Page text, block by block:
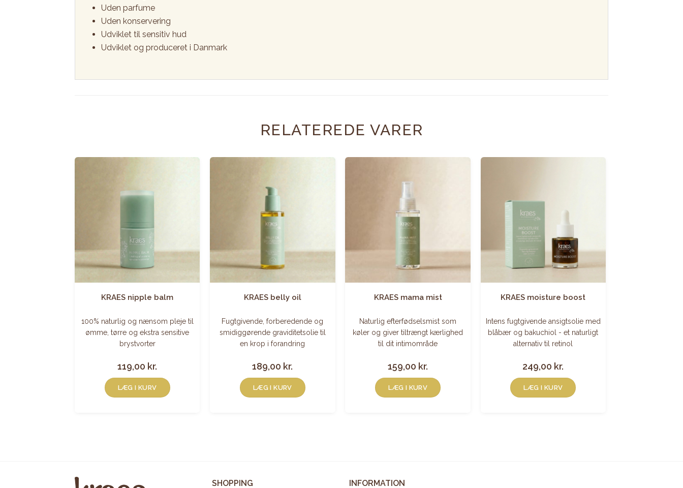
Uden parfume
Uden konservering
Udviklet til sensitiv hud
Udviklet og produceret i Danmark
RELATEREDE VARER
KRAES nipple balm
100% naturlig og nænsom pleje til
ømme, tørre og ekstra sensitive
brystvorter
119,00 kr.
LÆG I KURV
KRAES belly oil
Fugtgivende, forberedende og
smidiggørende graviditetsolie til
en krop i forandring
189,00 kr.
LÆG I KURV
KRAES mama mist
Naturlig efterfødselsmist som
køler og giver tiltrængt kærlighed
til dit intimområde
159,00 kr.
LÆG I KURV
KRAES moisture boost
Intens fugtgivende ansigtsolie med
blåbær og bakuchiol - et naturligt
alternativ til retinol
249,00 kr.
LÆG I KURV
SHOPPING INFORMATION